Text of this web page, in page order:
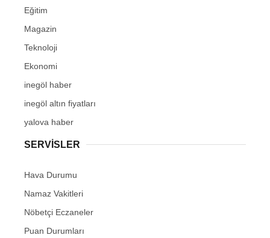
Eğitim
Magazin
Teknoloji
Ekonomi
inegöl haber
inegöl altın fiyatları
yalova haber
SERVİSLER
Hava Durumu
Namaz Vakitleri
Nöbetçi Eczaneler
Puan Durumları